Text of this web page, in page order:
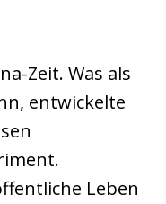
Zeit. Was als
entwickelte
Leben